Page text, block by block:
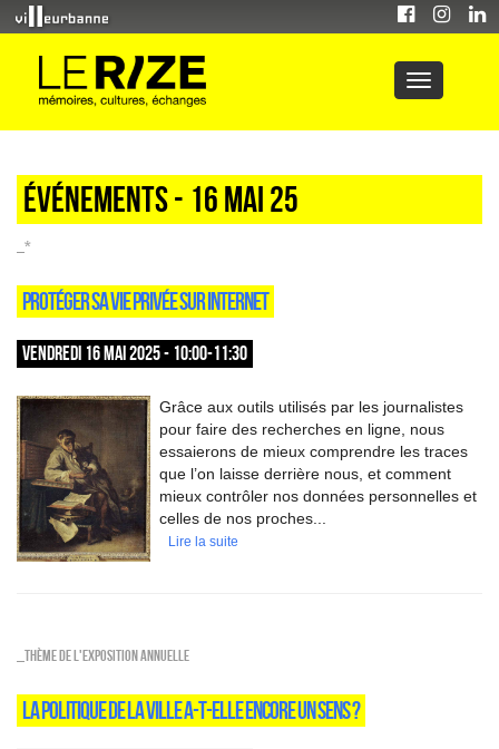
Événements - 16 Mai 25
_*
PROTÉGER SA VIE PRIVÉE SUR INTERNET
VENDREDI 16 MAI 2025 - 10:00-11:30
Grâce aux outils utilisés par les journalistes
pour faire des recherches en ligne, nous
essaierons de mieux comprendre les traces
que l’on laisse derrière nous, et comment
mieux contrôler nos données personnelles et
celles de nos proches...
Lire la suite
_Thème de l'exposition annuelle
LA POLITIQUE DE LA VILLE A-T-ELLE ENCORE UN SENS ?